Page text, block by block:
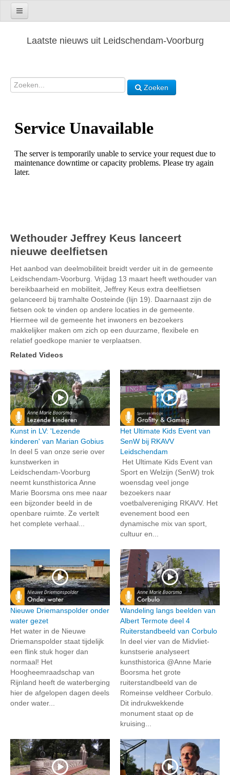
Laatste nieuws uit Leidschendam-Voorburg
Zoeken
Wethouder Jeffrey Keus lanceert
nieuwe deelfietsen
Het aanbod van deelmobiliteit breidt verder uit in de gemeente
Leidschendam-Voorburg. Vrijdag 13 maart heeft wethouder van
bereikbaarheid en mobiliteit, Jeffrey Keus extra deelfietsen
gelanceerd bij tramhalte Oosteinde (lijn 19). Daarnaast zijn de
fietsen ook te vinden op andere locaties in de gemeente.
Hiermee wil de gemeente het inwoners en bezoekers
makkelijker maken om zich op een duurzame, flexibele en
relatief goedkope manier te verplaatsen.
Related Videos
Kunst in LV: 'Lezende
kinderen' van Marian Gobius
In deel 5 van onze serie over
kunstwerken in
Leidschendam-Voorburg
neemt kunsthistorica Anne
Marie Boorsma ons mee naar
een bijzonder beeld in de
openbare ruimte. Ze vertelt
het complete verhaal...
Het Ultimate Kids Event van
SenW bij RKAVV
Leidschendam
Het Ultimate Kids Event van
Sport en Welzijn (SenW) trok
woensdag veel jonge
bezoekers naar
voetbalvereniging RKAVV. Het
evenement bood een
dynamische mix van sport,
cultuur en...
Nieuwe Driemanspolder onder
water gezet
Het water in de Nieuwe
Driemanspolder staat tijdelijk
een flink stuk hoger dan
normaal! Het
Hoogheemraadschap van
Rijnland heeft de waterberging
hier de afgelopen dagen deels
onder water...
Wandeling langs beelden van
Albert Termote deel 4
Ruiterstandbeeld van Corbulo
In deel vier van de Midvliet-
kunstserie analyseert
kunsthistorica @Anne Marie
Boorsma het grote
ruiterstandbeeld van de
Romeinse veldheer Corbulo.
Dit indrukwekkende
monument staat op de
kruising...